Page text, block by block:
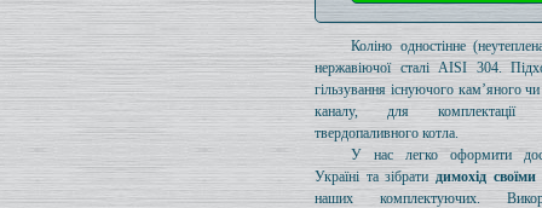
Коліно одностінне
нержавіючої сталі AISI 304.
гільзування існуючого кам’яного
каналу, для комплектації
твердопаливного котла.
У нас легко оформити
Україні та зібрати димохід
наших комплектуючих.